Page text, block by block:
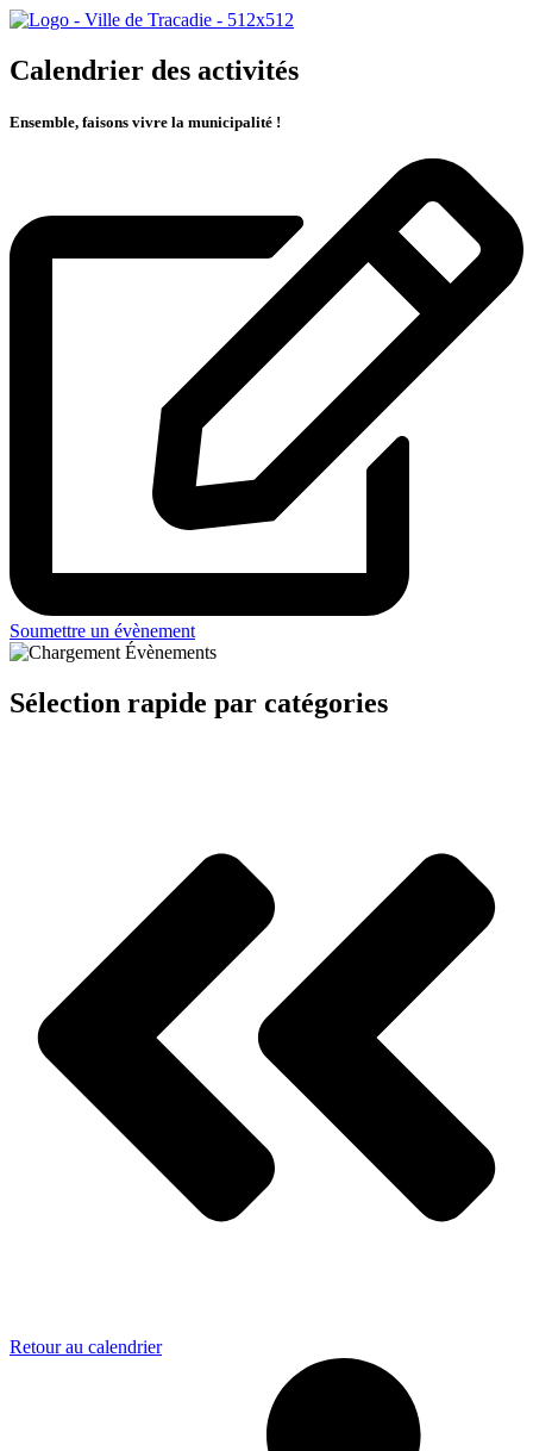
Calendrier des activités
Ensemble, faisons vivre la municipalité !
Soumettre un évènement
Sélection rapide par catégories
Retour au calendrier